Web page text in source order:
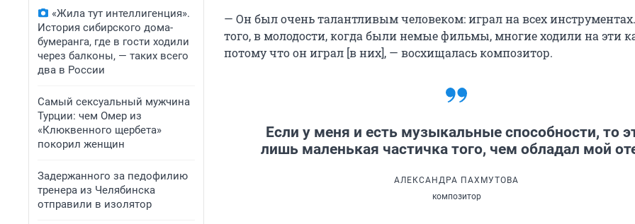
«Жила тут интеллигенция».
История сибирского дома-
бумеранга, где в гости ходили
через балконы, — таких всего
два в России
Самый сексуальный мужчина
Турции: чем Омер из
«Клюквенного щербета»
покорил женщин
Задержанного за педофилию
тренера из Челябинска
отправили в изолятор
К слову, от дома, где жила Пахмутова, тоже ничего не осталось. Его
лет назад. Сейчас на этом месте располагаетсядетская площадкас
песочницей, которая поросла бурьяном.
— Он был очень талантливым человеком: играл на всех
того, в молодости, когда были немые фильмы, многие ходили на эти
потому что он играл [в них], — восхищалась композитор.
Если у меня и есть музыкальные способности, то
лишь маленькая частичка того, чем обладал мой
АЛЕКСАНДРА ПАХМУТОВА
композитор